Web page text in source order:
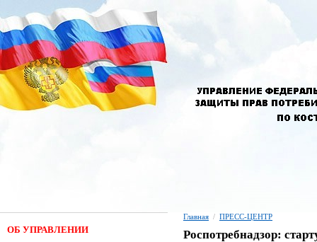
ОБ УПРАВЛЕНИИ
Главная / ПРЕСС-ЦЕНТР
Роспотребнадзор: